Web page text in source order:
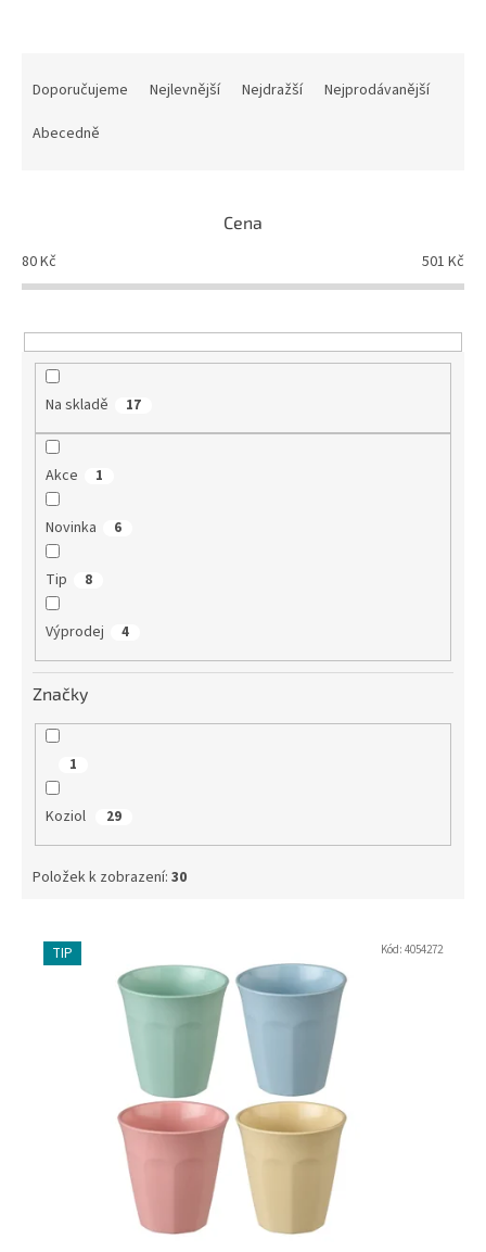
o
d
k
t
Doporučujeme Nejlevnější Nejdražší
Nejprodávanější
Abecedně
Cena
80Kč 501 Kč
Na skladě 17
Akce 1
Novinka 6
Tip 8
Výprodej 4
Značky
1
Koziol 29
Položek k zobrazení: 30
TIP Kód: 4054272